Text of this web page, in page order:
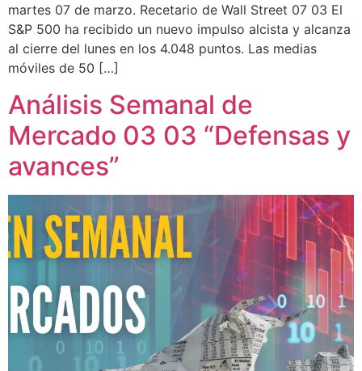
martes 07 de marzo. Recetario de Wall Street 07 03 El
S&P 500 ha recibido un nuevo impulso alcista y alcanza
al cierre del lunes en los 4.048 puntos. Las medias
móviles de 50 […]
Análisis Semanal de
Mercado 03 03 “Defensas y
avances”